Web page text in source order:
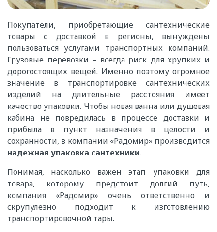
Покупатели, приобретающие сантехнические
товары с доставкой в регионы, вынуждены
пользоваться услугами транспортных компаний.
Грузовые перевозки – всегда риск для хрупких и
дорогостоящих вещей. Именно поэтому огромное
значение в транспортировке сантехнических
изделий на длительные расстояния имеет
качество упаковки. Чтобы новая ванна или душевая
кабина не повредилась в процессе доставки и
прибыла в пункт назначения в целости и
сохранности, в компании «Радомир» производится
надежная упаковка сантехники.
Понимая, насколько важен этап упаковки для
товара, которому предстоит долгий путь,
компания «Радомир» очень ответственно и
скрупулезно подходит к изготовлению
транспортировочной тары.